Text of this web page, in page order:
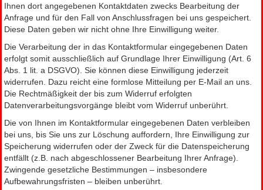
Ihnen dort angegebenen Kontaktdaten zwecks Bearbeitung der
Anfrage und für den Fall von Anschlussfragen bei uns gespeichert.
Diese Daten geben wir nicht ohne Ihre Einwilligung weiter.
Die Verarbeitung der in das Kontaktformular eingegebenen Daten
erfolgt somit ausschließlich auf Grundlage Ihrer Einwilligung (Art. 6
Abs. 1 lit. a DSGVO). Sie können diese Einwilligung jederzeit
widerrufen. Dazu reicht eine formlose Mitteilung per E-Mail an uns.
Die Rechtmäßigkeit der bis zum Widerruf erfolgten
Datenverarbeitungsvorgänge bleibt vom Widerruf unberührt.
Die von Ihnen im Kontaktformular eingegebenen Daten verbleiben
bei uns, bis Sie uns zur Löschung auffordern, Ihre Einwilligung zur
Speicherung widerrufen oder der Zweck für die Datenspeicherung
entfällt (z.B. nach abgeschlossener Bearbeitung Ihrer Anfrage).
Zwingende gesetzliche Bestimmungen – insbesondere
Aufbewahrungsfristen – bleiben unberührt.